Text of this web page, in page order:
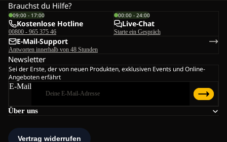
Über uns
Brauchst du Hilfe?
09:00 - 17:00
Kostenlose Hotline
00800 - 965 375 46
00:00 - 24:00
Live-Chat
Starte ein Gespräch
E-Mail-Support
Antworten innerhalb von 48 Stunden
Newsletter
Sei der Erste, der von neuen Produkten, exklusiven Events und Online-
Angeboten erfährt
E-Mail